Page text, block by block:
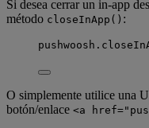
Si desea cerrar un in-app
método closeInApp() :
O simplemente utilice una
botón/enlace <a